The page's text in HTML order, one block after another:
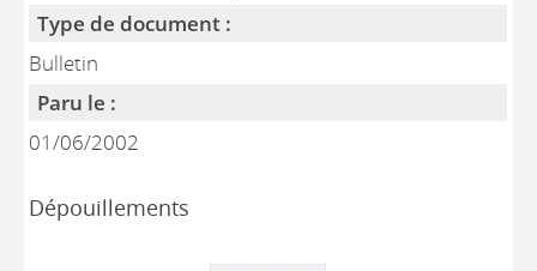
Type de document :
Bulletin
Paru le :
01/06/2002
Dépouillements